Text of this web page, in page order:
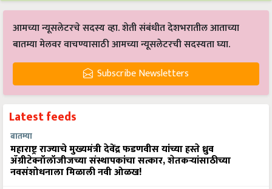
आमच्या न्यूसलेटरचे सदस्य व्हा. शेती संबंधीत देशभरातील आताच्या
बातम्या मेलवर वाचण्यासाठी आमच्या न्यूसलेटरची सदस्यता घ्या.
Subscribe Newsletters
Latest feeds
बातम्या
महाराष्ट्र राज्याचे मुख्यमंत्री देवेंद्र फडणवीस यांच्या हस्ते ध्रुव
ॲग्रीटेक्नॉलॉजीजच्या संस्थापकांचा सत्कार, शेतकऱ्यांसाठीच्या
नवसंशोधनाला मिळाली नवी ओळख!